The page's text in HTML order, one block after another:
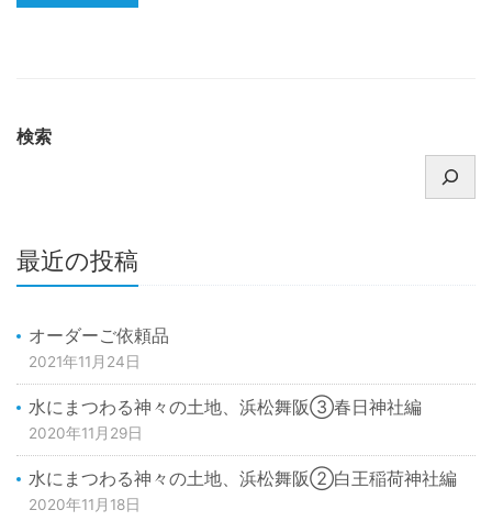
検索
最近の投稿
オーダーご依頼品
2021年11月24日
水にまつわる神々の土地、浜松舞阪③春日神社編
2020年11月29日
水にまつわる神々の土地、浜松舞阪②白王稲荷神社編
2020年11月18日